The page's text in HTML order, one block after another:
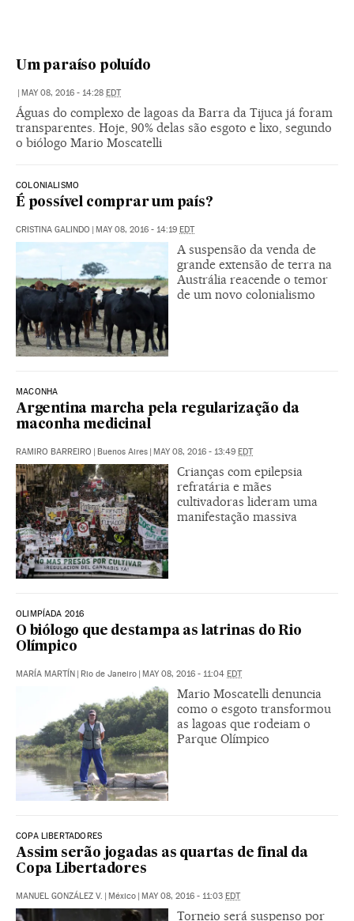
Um paraíso poluído
| MAY 08, 2016 - 14:28 EDT
Águas do complexo de lagoas da Barra da Tijuca já foram
transparentes. Hoje, 90% delas são esgoto e lixo, segundo
o biólogo Mario Moscatelli
COLONIALISMO
É possível comprar um país?
CRISTINA GALINDO | MAY 08, 2016 - 14:19 EDT
A suspensão da venda de
grande extensão de terra na
Austrália reacende o temor
de um novo colonialismo
MACONHA
Argentina marcha pela regularização da
maconha medicinal
RAMIRO BARREIRO | Buenos Aires | MAY 08, 2016 - 13:49 EDT
Crianças com epilepsia
refratária e mães
cultivadoras lideram uma
manifestação massiva
OLIMPÍADA 2016
O biólogo que destampa as latrinas do Rio
Olímpico
MARÍA MARTÍN | Rio de Janeiro | MAY 08, 2016 - 11:04 EDT
Mario Moscatelli denuncia
como o esgoto transformou
as lagoas que rodeiam o
Parque Olímpico
COPA LIBERTADORES
Assim serão jogadas as quartas de final da
Copa Libertadores
MANUEL GONZÁLEZ V. | México | MAY 08, 2016 - 11:03 EDT
Torneio será suspenso por